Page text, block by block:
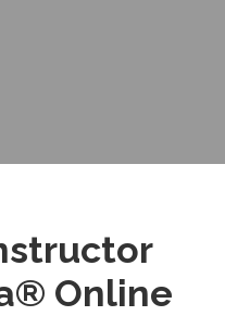
Online